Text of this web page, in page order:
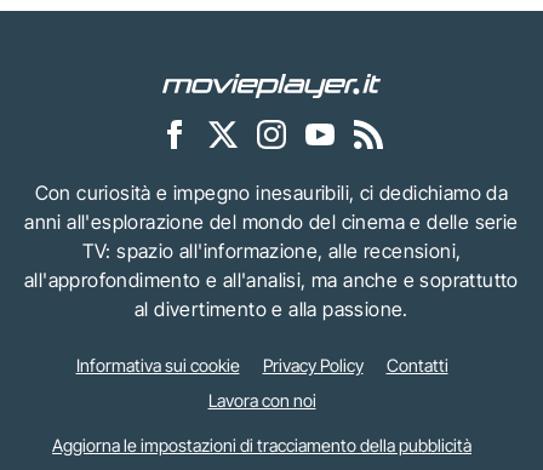
Con curiosità e impegno inesauribili, ci dedichiamo da
anni all'esplorazione del mondo del cinema e delle serie
TV: spazio all'informazione, alle recensioni,
all'approfondimento e all'analisi, ma anche e soprattutto
al divertimento e alla passione.
Informativa sui cookie Privacy Policy
Contatti
Lavora con noi
Aggiorna le impostazioni di tracciamento della pubblicità